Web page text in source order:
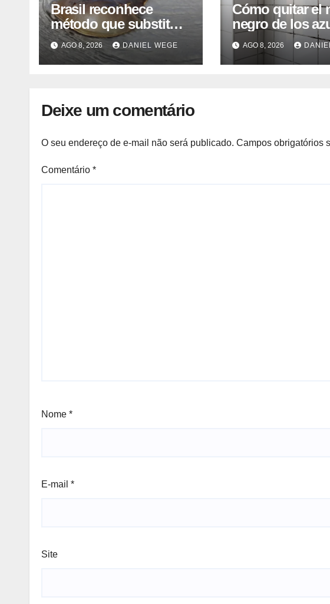
Brasil reconhece
método que substitui
uso de sangue de
caranguejo-ferradura
em testes
AGO 8, 2026 DANIEL WEGE
Cómo quitar el
negro de los
del baño:
caseros
AGO 8, 2026
Deixe um comentário
O seu endereço de e-mail não será publicado. Campos obrigatórios
Comentário *
Nome *
E-mail *
Site